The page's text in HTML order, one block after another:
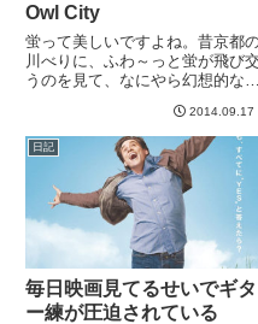
Owl City
蛍って美しいですよね。昔京都
川べりに、ふわ～っと蛍が飛び交
うのを見て、なにやら幻想的な美
す。その蛍の歌、、、というかタ
イトルが蛍な曲。Owl City詳しく
はないですが、アルバムを買って
いて、たまに流しています...
2014.09.17
日記
毎日映画見てるせいでギタ
ー練が圧迫されている